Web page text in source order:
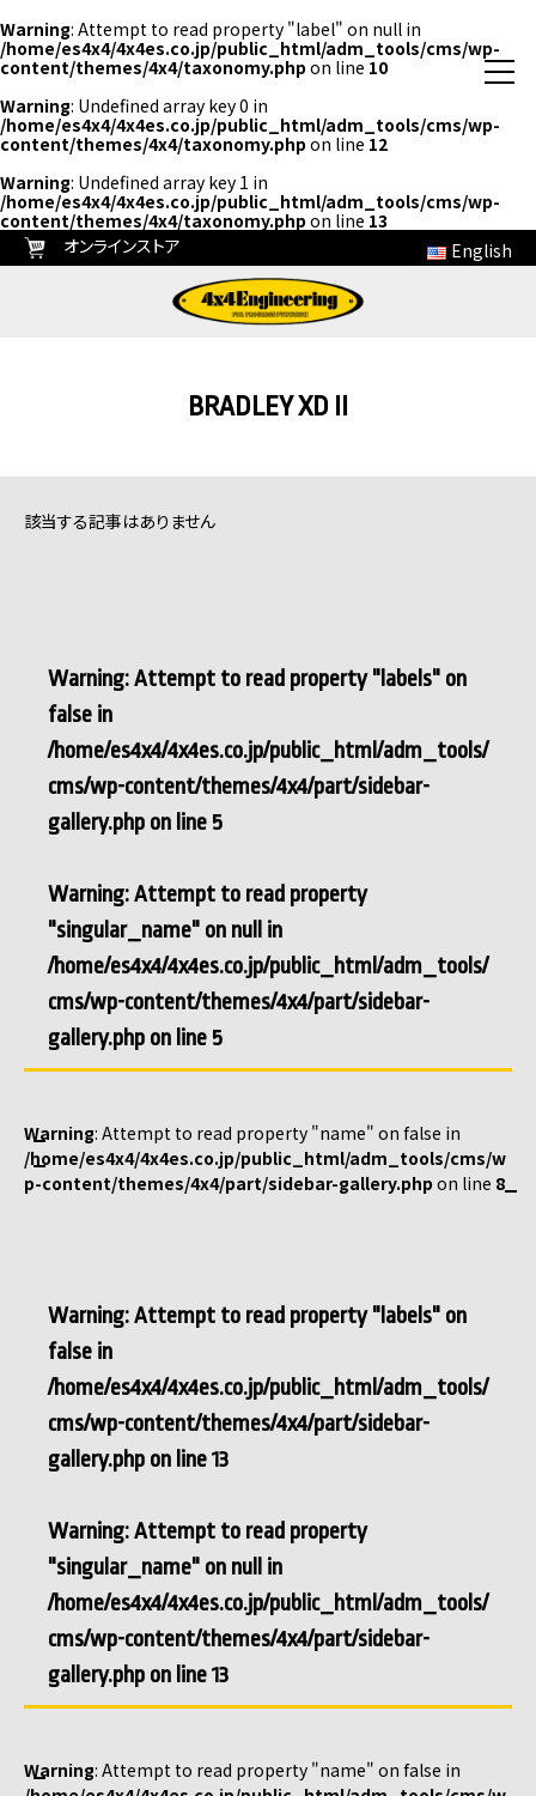
Warning: Attempt to read property "label" on null in
/home/es4x4/4x4es.co.jp/public_html/adm_tools/cms/wp-
content/themes/4x4/taxonomy.php on line 10
Warning: Undefined array key 0 in
/home/es4x4/4x4es.co.jp/public_html/adm_tools/cms/wp-
content/themes/4x4/taxonomy.php on line 12
Warning: Undefined array key 1 in
/home/es4x4/4x4es.co.jp/public_html/adm_tools/cms/wp-
content/themes/4x4/taxonomy.php on line 13
オンラインストア
English
BRADLEY XD II
該当する記事はありません
Warning: Attempt to read property "labels" on
false in
/home/es4x4/4x4es.co.jp/public_html/adm_tools/
cms/wp-content/themes/4x4/part/sidebar-
gallery.php on line 5
Warning: Attempt to read property
"singular_name" on null in
/home/es4x4/4x4es.co.jp/public_html/adm_tools/
cms/wp-content/themes/4x4/part/sidebar-
gallery.php on line 5
Warning: Attempt to read property "name" on false in
/home/es4x4/4x4es.co.jp/public_html/adm_tools/cms/w
p-content/themes/4x4/part/sidebar-gallery.php on line 8
Warning: Attempt to read property "labels" on
false in
/home/es4x4/4x4es.co.jp/public_html/adm_tools/
cms/wp-content/themes/4x4/part/sidebar-
gallery.php on line13
Warning: Attempt to read property
"singular_name" on null in
/home/es4x4/4x4es.co.jp/public_html/adm_tools/
cms/wp-content/themes/4x4/part/sidebar-
gallery.php on line13
Warning: Attempt to read property "name" on false in